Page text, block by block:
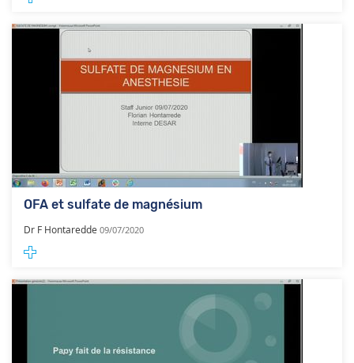
OFA et sulfate de magnésium
Dr F Hontaredde 09/07/2020